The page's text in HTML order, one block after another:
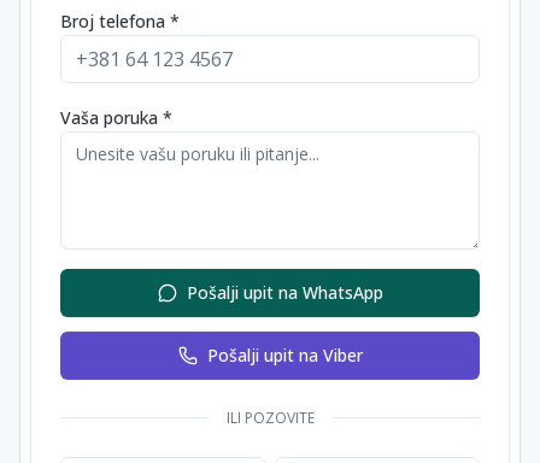
Broj telefona *
Vaša poruka *
Pošalji upit na WhatsApp
Pošalji upit na Viber
ILI POZOVITE